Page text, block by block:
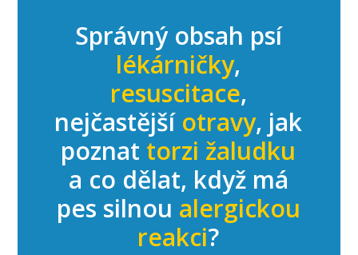
Správný obsah psí
lékárničky,
resuscitace,
nejčastějšíotravy, jak
poznat torzi žaludku
a co dělat, když má
pes silnou alergickou
reakci?